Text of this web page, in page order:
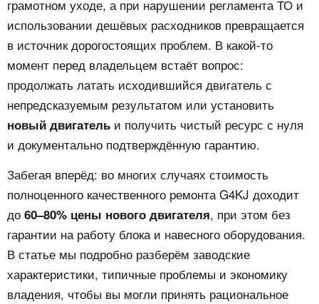
грамотном уходе, а при нарушении регламента ТО и
использовании дешёвых расходников превращается
в источник дорогостоящих проблем. В какой-то
момент перед владельцем встаёт вопрос:
продолжать латать исходившийся двигатель с
непредсказуемым результатом или установить
новый двигатель и получить чистый ресурс с нуля
и документально подтверждённую гарантию.
Забегая вперёд: во многих случаях стоимость
полноценного качественного ремонта G4KJ доходит
до 60–80% цены нового двигателя, при этом без
гарантии на работу блока и навесного оборудования.
В статье мы подробно разберём заводские
характеристики, типичные проблемы и экономику
владения, чтобы вы могли принять рациональное